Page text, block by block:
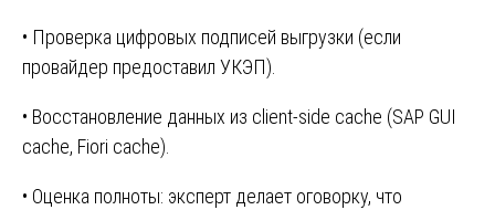
• Проверка цифровых подписей выгрузки (если
провайдер предоставил УКЭП).
• Восстановление данных из client-side cache (SAP GUI
cache, Fiori cache).
• Оценка полноты: эксперт делает оговорку, что